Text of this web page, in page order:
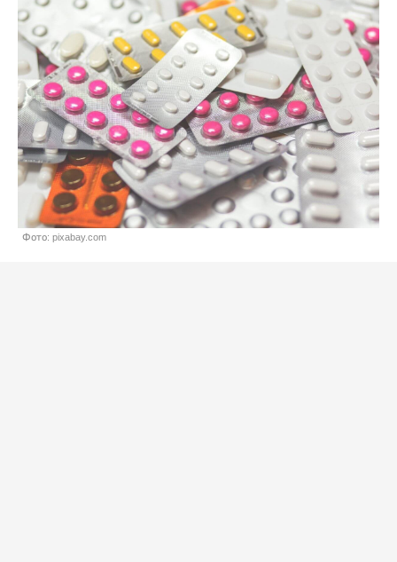
Фото: pixabay.com